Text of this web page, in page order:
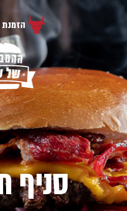
סניף